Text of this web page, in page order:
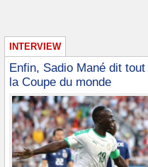
INTERVIEW
Enfin, Sadio Mané dit
la Coupe du monde